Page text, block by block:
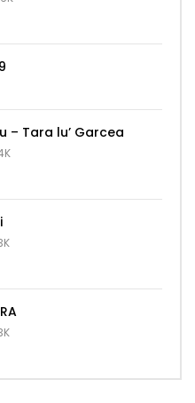
– Tara lu’ Garcea